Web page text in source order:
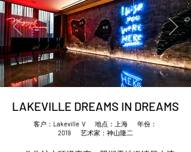
LAKEVILLE DREAMS IN DREAMS
客户： Lakeville V 地点：上海 年份：
2019 艺术家：神山隆二